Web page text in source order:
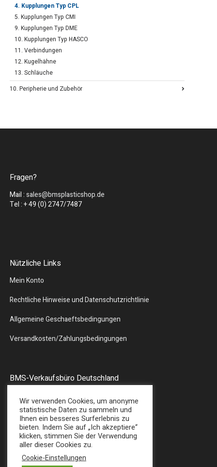
4. Kupplungen Typ CPL
5. Kupplungen Typ CMI
9. Kupplungen Typ DME
10. Kupplungen Typ HASCO
11. Verbindungen
12. Kugelhähne
13. Schläuche
10. Peripherie und Zubehör
Fragen?
Mail :sales@bmsplasticshop.de
Tel : + 49 (0) 2747/7487
Nützliche Links
Mein Konto
Rechtliche Hinweise und Datenschutzrichtlinie
Allgemeine Geschaeftsbedingungen
Versandkosten/Zahlungsbedingungen
BMS-Verkaufsbüro Deutschland
57580 – GEBHARDSHAIN
Tel : + 49 (0) 2747/7487
E-Mail: sales@bmsplasticshop.de
Wir verwenden Cookies, um anonyme
statistische Daten zu sammeln und
Ihnen ein besseres Surferlebnis zu
bieten. Indem Sie auf „Ich akzeptiere“
klicken, stimmen Sie der Verwendung
aller dieser Cookies zu.
Cookie-Einstellungen